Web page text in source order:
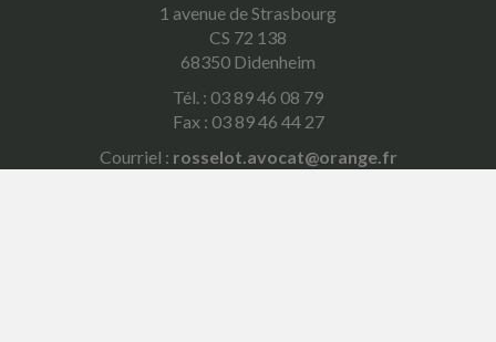
1 avenue de Strasbourg
CS 72 138
68350 Didenheim
Tél. : 03 89 46 08 79
Fax : 03 89 46 44 27
Courriel : rosselot.avocat@orange.fr